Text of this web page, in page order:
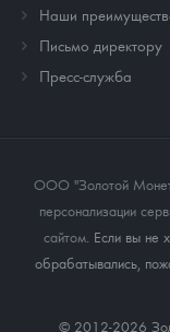
Наши
Письмо директору
Пресс-служба
ООО "Золотой
персонализации
сайтом. Если вы не
обрабатывались,
© 2012-2026